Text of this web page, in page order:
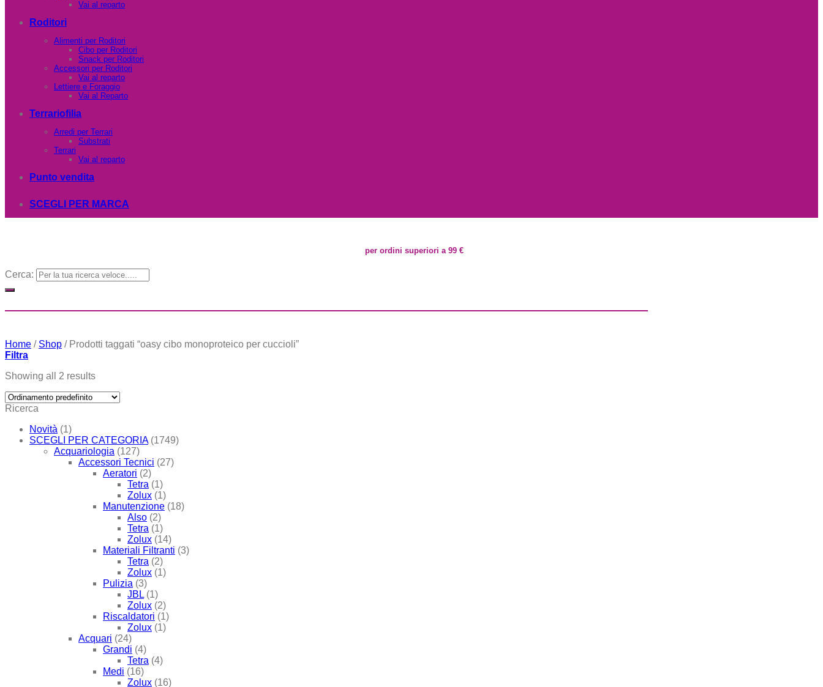
Vai al reparto
Roditori
Alimenti per Roditori
Cibo per Roditori
Snack per Roditori
Accessori per Roditori
Vai al reparto
Lettiere e Foraggio
Vai al Reparto
Terrariofilia
Arredi per Terrari
Substrati
Terrari
Vai al reparto
Punto vendita
SCEGLI PER MARCA
per ordini superiori a 99 €
Cerca:
Home / Shop /Prodotti taggati “oasy cibo monoproteico per cuccioli”
Filtra
Showing all 2 results
Ricerca
Novità (1)
SCEGLI PER CATEGORIA (1749)
Acquariologia (127)
Accessori Tecnici (27)
Aeratori (2)
Tetra (1)
Zolux (1)
Manutenzione (18)
Also (2)
Tetra (1)
Zolux (14)
Materiali Filtranti (3)
Tetra (2)
Zolux (1)
Pulizia (3)
JBL (1)
Zolux (2)
Riscaldatori (1)
Zolux (1)
Acquari (24)
Grandi (4)
Tetra (4)
Medi (16)
Zolux (16)